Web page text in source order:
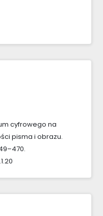
cyfrowego na
pisma i obrazu.